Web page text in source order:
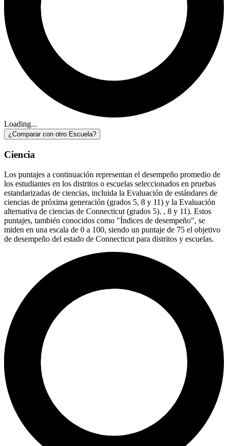
Loading...
¿Comparar con otro Escuela?
Ciencia
Los puntajes a continuación representan el desempeño promedio de
los estudiantes en los distritos o escuelas seleccionados en pruebas
estandarizadas de ciencias, incluida la Evaluación de estándares de
ciencias de próxima generación (grados 5, 8 y 11) y la Evaluación
alternativa de ciencias de Connecticut (grados 5). , 8 y 11). Estos
puntajes, también conocidos como "Índices de desempeño", se
miden en una escala de 0 a 100, siendo un puntaje de 75 el objetivo
de desempeño del estado de Connecticut para distritos y escuelas.